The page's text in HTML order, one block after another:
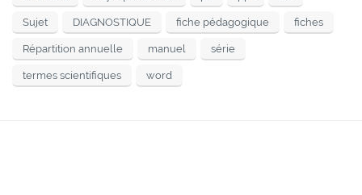
Sujet DIAGNOSTIQUE fiche pédagogique fiches
Répartition annuelle manuel série
termes scientifiques word